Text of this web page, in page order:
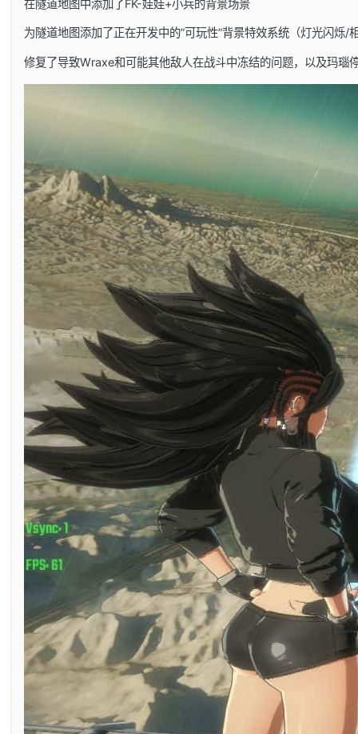
在隧道地图中添加了FK-娃娃+小兵的背景场景
为隧道地图添加了正在开发中的”可玩性”背景特效系统（灯光闪烁/
修复了导致Wraxe和可能其他敌人在战斗中冻结的问题，以及玛瑙